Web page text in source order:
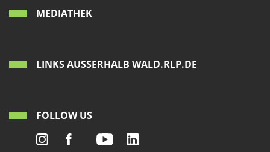
MEDIATHEK
LINKS AUSSERHALB WALD.RLP.DE
FOLLOW US